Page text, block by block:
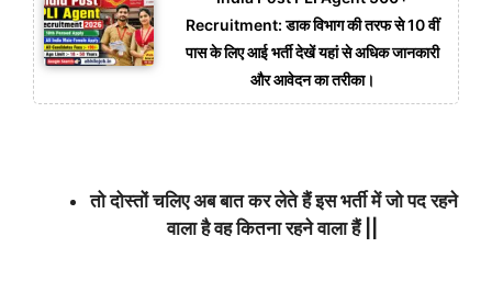
Recruitment: डाक विभाग की तरफ से 10 वीं
पास के लिए आई भर्ती देखें यहां से अधिक जानकारी
और आवेदन का तरीका।
तो दोस्तों चलिए अब बात कर लेते हैं इस भर्ती में जो पद रहने
वाला है वह कितना रहने वाला हैं ||